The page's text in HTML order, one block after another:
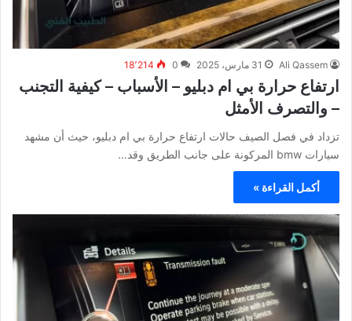
Ali Qassem 31 مارس، 2025 0 18٬214
ارتفاع حرارة بي ام دبليو – الأسباب – كيفية التجنب
– والتصرف الأمثل
تزداد في فصل الصيف حالات ارتفاع حرارة بي ام دبليو، حيث أن مشهد
سيارات bmw المركونة على جانب الطريق وقد…
أكمل القراءة »